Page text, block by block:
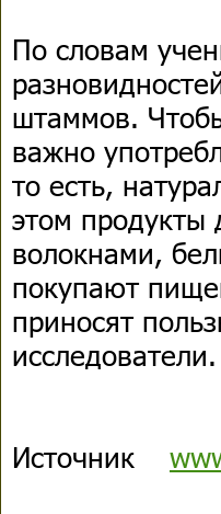
По словам
штаммов.
важно
то есть,
этом
волокнами,
покупают
приносят
исследователи.
Источник